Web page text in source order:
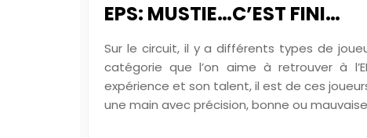
EPS: MUSTIE…C’EST FINI…
Sur le circuit, il y a différents types de
catégorie que l’on aime à retrouver à
expérience et son talent, il est de ces
une main avec précision, bonne ou